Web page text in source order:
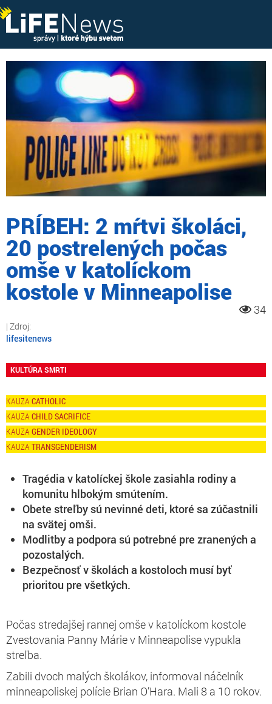
PRÍBEH: 2 mŕtvi školáci,
20 postrelených počas
omše v katolíckom
kostole v Minneapolise
34
lifesitenews
KULTÚRA SMRTI
CATHOLIC
CHILD SACRIFICE
GENDER IDEOLOGY
TRANSGENDERISM
Tragédia v katolíckej škole zasiahla rodiny a
komunitu hlbokým smútením.
Obete streľby sú nevinné deti, ktoré sa zúčastnili
na svätej omši.
Modlitby a podpora sú potrebné pre zranených a
pozostalých.
Bezpečnosť v školách a kostoloch musí byť
prioritou pre všetkých.
Počas stredajšej rannej omše v katolíckom kostole
Zvestovania Panny Márie v Minneapolise vypukla
streľba.
Zabili dvoch malých školákov, informoval náčelník
minneapoliskej polície Brian O’Hara. Mali 8 a 10 rokov.